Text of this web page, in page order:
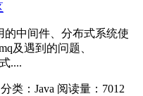
的中间件、分布式系统使
及遇到的问题、
....
分类：Java 阅读量：7012